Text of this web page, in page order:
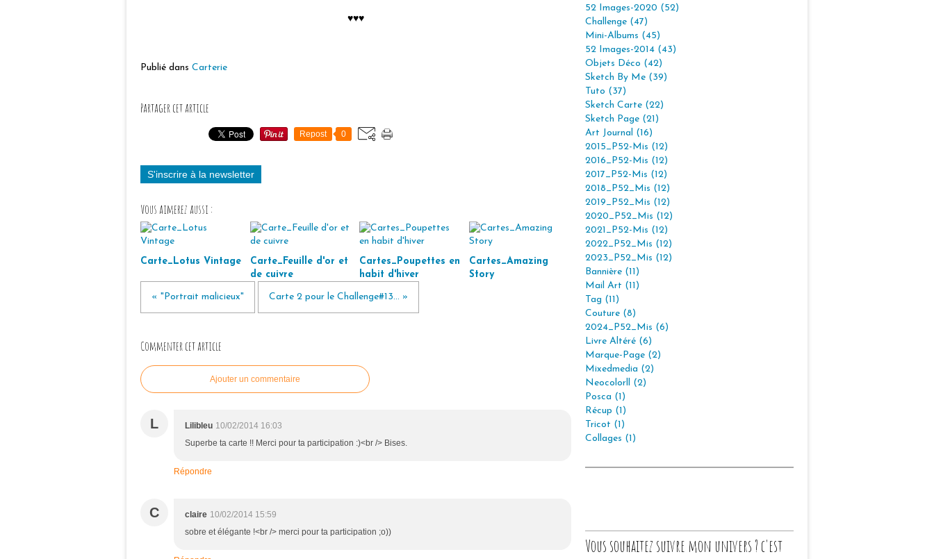
♥♥♥
Publié dans Carterie
Partager cet article
Repost 0
S'inscrire à la newsletter
Vous aimerez aussi :
Carte_Lotus Vintage
Carte_Feuille d'or et
de cuivre
Cartes_Poupettes en
habit d'hiver
Cartes_Amazing
Story
« "Portrait malicieux" Carte 2 pour le Challenge#13... »
Commenter cet article
Ajouter un commentaire
L Lilibleu 10/02/2014 16:03
Superbe ta carte !! Merci pour ta participation :)<br /> Bises.
Répondre
C claire 10/02/2014 15:59
sobre et élégante !<br /> merci pour ta participation ;o))
52 Images-2020 (52)
Challenge (47)
Mini-Albums (45)
52 Images-2014 (43)
Objets Déco (42)
Sketch By Me (39)
Tuto (37)
Sketch Carte (22)
Sketch Page (21)
Art Journal (16)
2015_P52-Mis (12)
2016_P52-Mis (12)
2017_P52-Mis (12)
2018_P52_Mis (12)
2019_P52_Mis (12)
2020_P52_Mis (12)
2021_P52-Mis (12)
2022_P52_Mis (12)
2023_P52_Mis (12)
Bannière (11)
Mail Art (11)
Tag (11)
Couture (8)
2024_P52_Mis (6)
Livre Altéré (6)
Marque-Page (2)
Mixedmedia (2)
Neocolorll (2)
Posca (1)
Récup (1)
Tricot (1)
Collages (1)
Vous souhaitez suivre mon univers ? c'est